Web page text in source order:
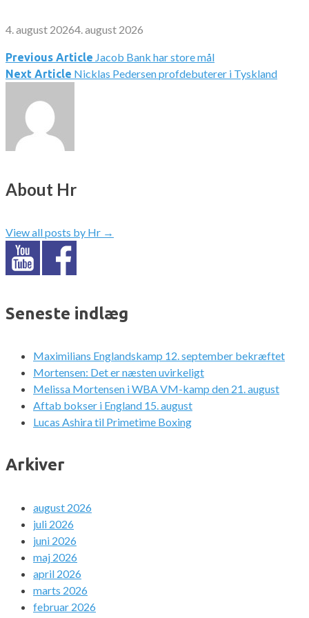
4. august 20264. august 2026
Indlægsnavigation
Previous Article Jacob Bank har store mål
Next Article Nicklas Pedersen profdebuterer i Tyskland
About Hr
View all posts by Hr →
Seneste indlæg
Maximilians Englandskamp 12. september bekræftet
Mortensen: Det er næsten uvirkeligt
Melissa Mortensen i WBA VM-kamp den 21. august
Aftab bokser i England 15. august
Lucas Ashira til Primetime Boxing
Arkiver
august 2026
juli 2026
juni 2026
maj 2026
april 2026
marts 2026
februar 2026